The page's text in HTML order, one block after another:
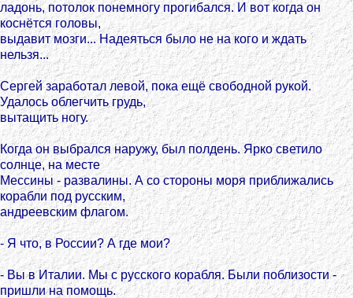
ладонь, потолок понемногу прогибался. И вот когда он
коснётся головы,
выдавит мозги... Надеяться было не на кого и ждать
нельзя...
Сергей заработал левой, пока ещё свободной рукой.
Удалось облегчить грудь,
вытащить ногу.
Когда он выбрался наружу, был полдень. Ярко светило
солнце, на месте
Мессины - развалины. А со стороны моря приближались
корабли под русским,
андреевским флагом.
- Я что, в России? А где мои?
- Вы в Италии. Мы с русского корабля. Были поблизости -
пришли на помощь.